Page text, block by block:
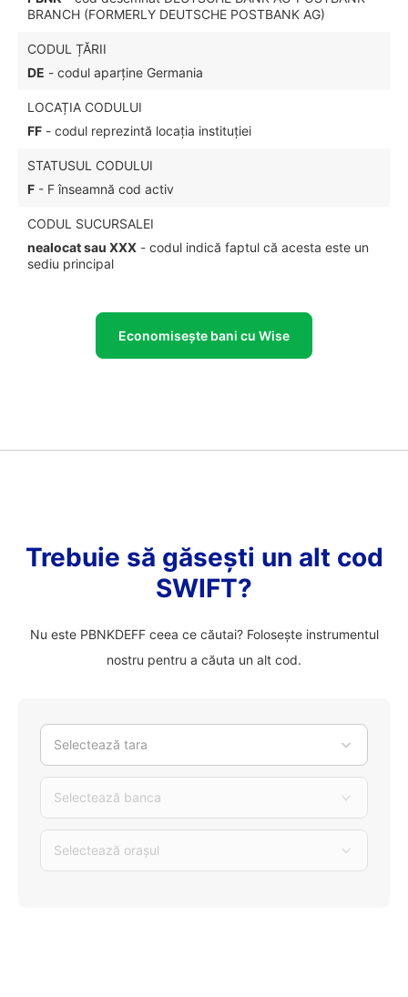
BRANCH (FORMERLY DEUTSCHE POSTBANK AG)
CODUL ȚĂRII
DE - codul aparține Germania
LOCAȚIA CODULUI
FF - codul reprezintă locația instituției
STATUSUL CODULUI
F - F înseamnă cod activ
CODUL SUCURSALEI
nealocat sau XXX - codul indică faptul că acesta este un
sediu principal
Economisește bani cu Wise
Trebuie să găsești un alt cod
SWIFT?
Nu este PBNKDEFF ceea ce căutai? Folosește instrumentul
nostru pentru a căuta un alt cod.
Selectează tara
Selectează banca
Selectează orașul